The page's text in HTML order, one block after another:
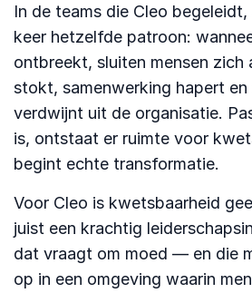
In de teams die Cleo
keer hetzelfde patroon:
ontbreekt, sluiten mensen zich
stokt, samenwerking hapert en
verdwijnt uit de organisatie.
is, ontstaat er ruimte voor
begint echte transformatie.
Voor Cleo is kwetsbaarheid
juist een krachtig
dat vraagt om moed — en die
op in een omgeving waarin